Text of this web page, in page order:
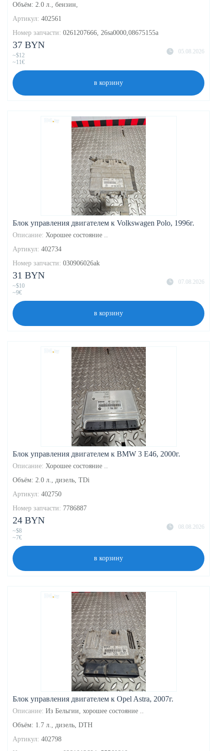
Объём: 2.0 л., бензин,
Артикул: 402561
Номер запчасти: 0261207666, 26sa0000,08675155a
05.08.2026
37 BYN
~$12
~11€
в корзину
Блок управления двигателем к Volkswagen Polo, 1996г.
Описание: Хорошее состояние ..
Артикул: 402734
Номер запчасти: 030906026ak
07.08.2026
31 BYN
~$10
~9€
в корзину
Блок управления двигателем к BMW 3 E46, 2000г.
Описание: Хорошее состояние ..
Объём: 2.0 л., дизель, TDi
Артикул: 402750
Номер запчасти: 7786887
08.08.2026
24 BYN
~$8
~7€
в корзину
Блок управления двигателем к Opel Astra, 2007г.
Описание: Из Бельгии, хорошее состояние ..
Объём: 1.7 л., дизель, DTH
Артикул: 402798